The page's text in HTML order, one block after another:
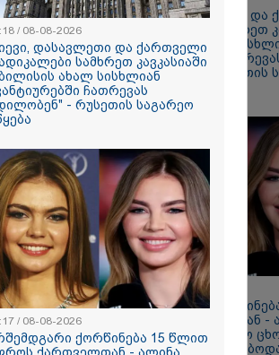
ვარ..
გაიცანით
ქართულ
ბიჭი
როგორ
და
ფარული
აქამდე
"კიევი, დასავლეთი და
რადიკალები სამხრეთ
თბილისის ახალ
ავანტიურებში
ცდილობენ" - რუსეთის
უწყება
11:17 / 08-08-2026
არშემდგარი
უფროს ქართველთან -
კაბაევას საიდუმლო
როგორ
/ 08-08-2026
დასავლეთი და ქართველი
სამხრეთ კავკასიაში
ახალ სისხლიან
ჩათრევას
- რუსეთის საგარეო
/ 08-08-2026
ქორწინება 15 წლით